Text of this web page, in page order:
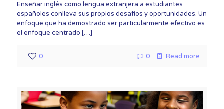
Enseñar inglés como lengua extranjera a estudiantes
españoles conlleva sus propios desafíos y oportunidades. Un
enfoque que ha demostrado ser particularmente efectivo es
el enfoque centrado […]
0 0 Read more